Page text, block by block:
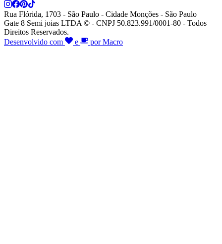
Rua Flórida, 1703 - São Paulo - Cidade Monções - São Paulo
Gate 8 Semi joias LTDA © - CNPJ 50.823.991/0001-80 - Todos
Direitos Reservados.
Desenvolvido com
e por Macro